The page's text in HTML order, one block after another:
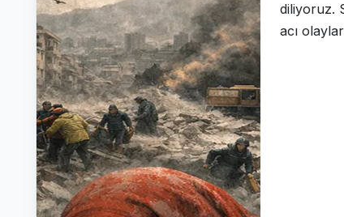
diliyoruz.
acı